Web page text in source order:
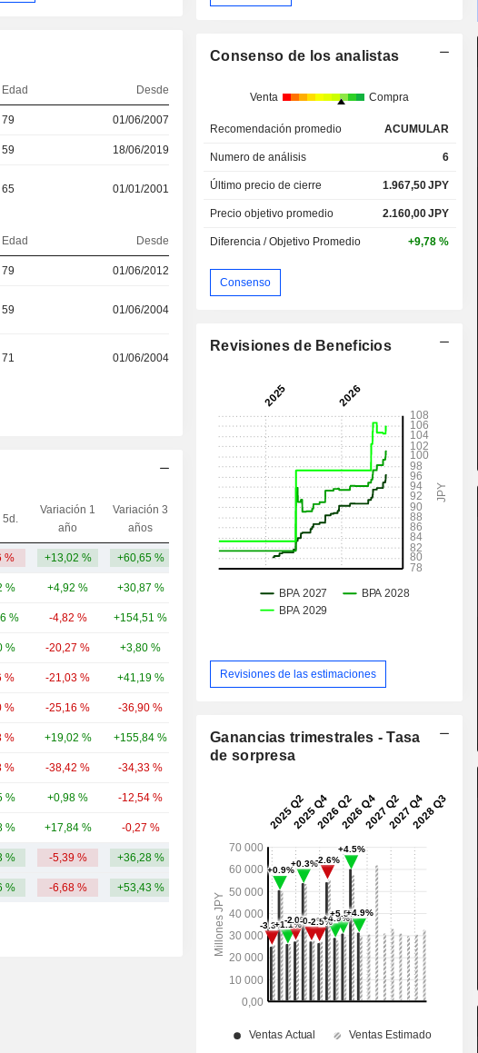
Edad Desde
79 01/06/2007
59 18/06/2019
65 01/01/2001
Edad Desde
79 01/06/2012
59 01/06/2004
71 01/06/2004
5d.
Variación 1
año
Variación 3
años
Capi.($)
% +13,02 % +60,65 % 5605,25 M
% +4,92 % +30,87 %
% -4,82 % +154,51 %
% -20,27 % +3,80 %
% -21,03 % +41,19 % 97,47 mil M
% -25,16 % -36,90 %
% +19,02 % +155,84 % 49,35 mil M
% -38,42 % -34,33 %
% +0,98 % -12,54 %
% +17,84 % -0,27 %
% -5,39 % +36,28 %
% -6,68 % +53,43 %
Consenso de los analistas
Venta Compra
Recomendación promedio ACUMULAR
Numero de análisis 6
Último precio de cierre 1.967,50JPY
Precio objetivo promedio 2.160,00JPY
Diferencia / Objetivo Promedio +9,78 %
Consenso
Revisiones de Beneficios
Revisiones de las estimaciones
Ganancias trimestrales - Tasa
de sorpresa